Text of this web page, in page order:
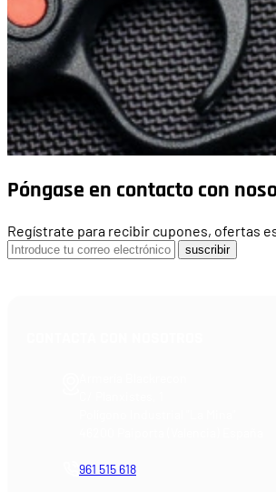
Póngase en contacto con
Regístrate para recibir cupones, ofertas
suscribir
961 515 618